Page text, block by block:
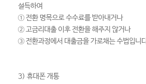
설득하여
① 전환 명목으로 수수료를 받아내거나
② 고금리대출 이후 전환을 해주지 않거나
③ 전환과정에서 대출금을 가로채는 수법입니
3) 휴대폰 개통